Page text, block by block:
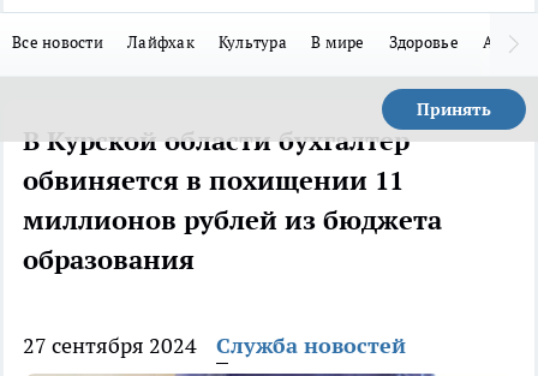
Все новости Лайфхак Культура В мире Здоровье Авто
Принять
В Курской области бухгалтер
обвиняется в похищении 11
миллионов рублей из бюджета
образования
27 сентября 2024 Служба новостей